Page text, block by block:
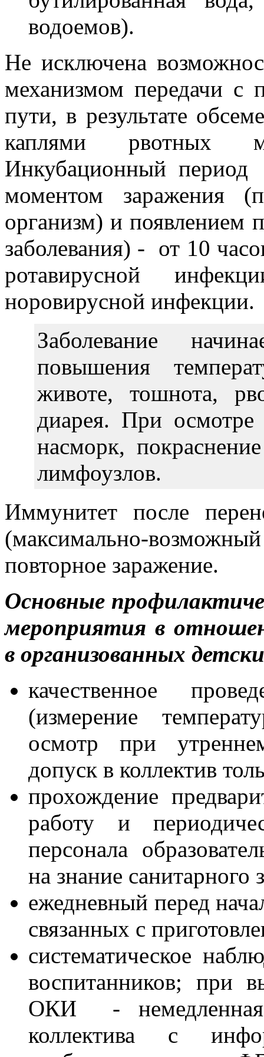
водоемов).
Не исключена
механизмом передачи с
пути, в результате
каплями рвотных
Инкубационный
моментом заражения
организм) и появлением
заболевания) - от 10
ротавирусной
норовирусной инфекции.
Заболевание
повышения
животе, тошнота,
диарея. При
насморк,
лимфоузлов.
Иммунитет после
(максимально-
повторное заражение.
Основные
мероприятия в
в организованных
качественное
(измерение
осмотр при
допуск в коллектив
прохождение
работу и
персонала
на знание санитарного
ежедневный перед
связанных с
систематическое
воспитанников; при
ОКИ - немедленная
коллектива с